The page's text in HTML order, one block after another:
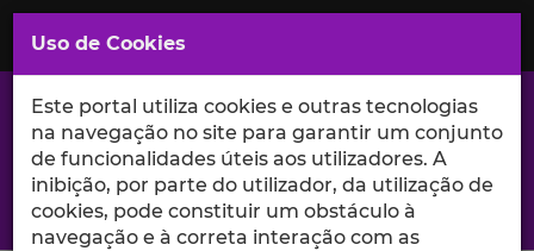
Saltar
para
Conteúdo
Principal
A excelência da investigação e ciência no Iscte
Uso de Cookies
Este portal utiliza cookies e outras tecnologias
na navegação no site para garantir um conjunto
de funcionalidades úteis aos utilizadores. A
inibição, por parte do utilizador, da utilização de
cookies, pode constituir um obstáculo à
navegação e à correta interação com as